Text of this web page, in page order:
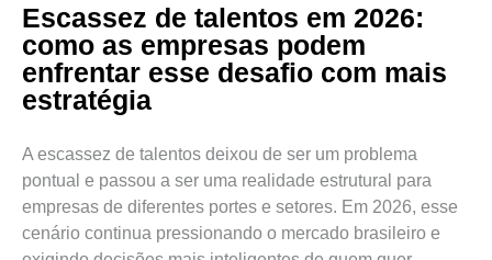
Escassez de talentos em 2026:
como as empresas podem
enfrentar esse desafio com mais
estratégia
A escassez de talentos deixou de ser um problema
pontual e passou a ser uma realidade estrutural para
empresas de diferentes portes e setores. Em 2026, esse
cenário continua pressionando o mercado brasileiro e